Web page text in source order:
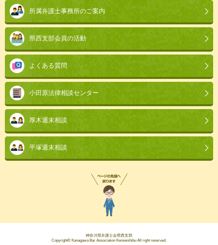
所属弁護士事務所のご案内
県西支部会員の活動
よくある質問
小田原法律相談センター
厚木週末相談
平塚週末相談
神奈川県弁護士会県西支部
Copyright© Kanagawa Bar Association Kenseishibu All right reserved.